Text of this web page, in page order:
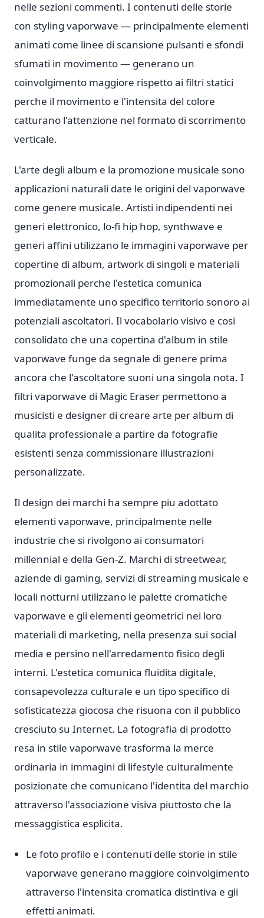
nelle sezioni commenti. I contenuti delle storie
con styling vaporwave — principalmente elementi
animati come linee di scansione pulsanti e sfondi
sfumati in movimento — generano un
coinvolgimento maggiore rispetto ai filtri statici
perche il movimento e l'intensita del colore
catturano l'attenzione nel formato di scorrimento
verticale.
L'arte degli album e la promozione musicale sono
applicazioni naturali date le origini del vaporwave
come genere musicale. Artisti indipendenti nei
generi elettronico, lo-fi hip hop, synthwave e
generi affini utilizzano le immagini vaporwave per
copertine di album, artwork di singoli e materiali
promozionali perche l'estetica comunica
immediatamente uno specifico territorio sonoro ai
potenziali ascoltatori. Il vocabolario visivo e cosi
consolidato che una copertina d'album in stile
vaporwave funge da segnale di genere prima
ancora che l'ascoltatore suoni una singola nota. I
filtri vaporwave di Magic Eraser permettono a
musicisti e designer di creare arte per album di
qualita professionale a partire da fotografie
esistenti senza commissionare illustrazioni
personalizzate.
Il design dei marchi ha sempre piu adottato
elementi vaporwave, principalmente nelle
industrie che si rivolgono ai consumatori
millennial e della Gen-Z. Marchi di streetwear,
aziende di gaming, servizi di streaming musicale e
locali notturni utilizzano le palette cromatiche
vaporwave e gli elementi geometrici nei loro
materiali di marketing, nella presenza sui social
media e persino nell'arredamento fisico degli
interni. L'estetica comunica fluidita digitale,
consapevolezza culturale e un tipo specifico di
sofisticatezza giocosa che risuona con il pubblico
cresciuto su Internet. La fotografia di prodotto
resa in stile vaporwave trasforma la merce
ordinaria in immagini di lifestyle culturalmente
posizionate che comunicano l'identita del marchio
attraverso l'associazione visiva piuttosto che la
messaggistica esplicita.
Le foto profilo e i contenuti delle storie in stile
vaporwave generano maggiore coinvolgimento
attraverso l'intensita cromatica distintiva e gli
effetti animati.